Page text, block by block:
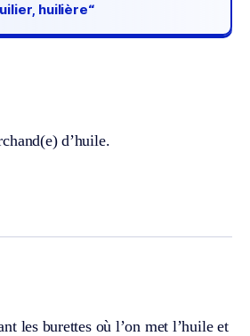
huilière“
d’huile.
les burettes où l’on met l’huile et